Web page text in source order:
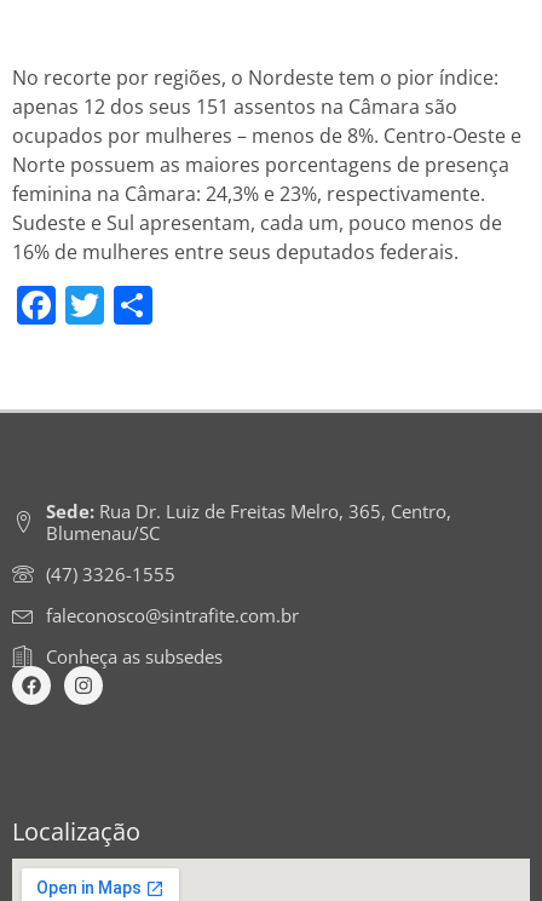
No recorte por regiões, o Nordeste tem o pior índice:
apenas 12 dos seus 151 assentos na Câmara são
ocupados por mulheres – menos de 8%. Centro-Oeste e
Norte possuem as maiores porcentagens de presença
feminina na Câmara: 24,3% e 23%, respectivamente.
Sudeste e Sul apresentam, cada um, pouco menos de
16% de mulheres entre seus deputados federais.
Facebook
Twitter
Sede:Rua Dr. Luiz de Freitas Melro, 365, Centro,
Blumenau/SC
(47) 3326-1555
faleconosco@sintrafite.com.br
Conheça as subsedes
Localização